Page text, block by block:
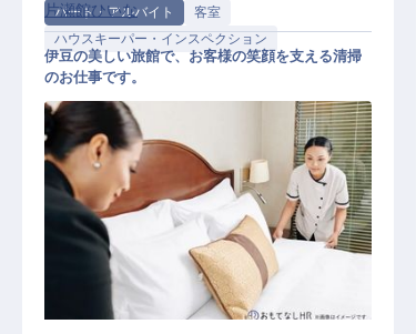
パート・アルバイト
客室
ハウスキーパー・インスペクション
片瀬館ひいな
伊豆の美しい旅館で、お客様の笑顔を支える清掃
のお仕事です。